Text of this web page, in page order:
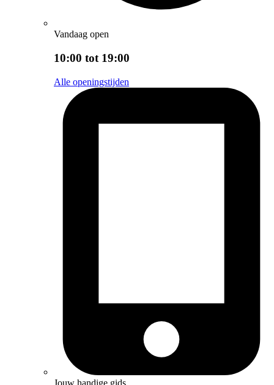
Vandaag open
10:00 tot 19:00
Alle openingstijden